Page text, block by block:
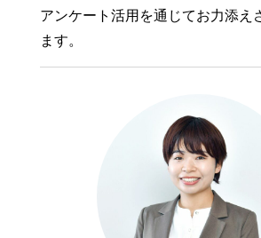
アンケート活用を通じてお力添え
ます。